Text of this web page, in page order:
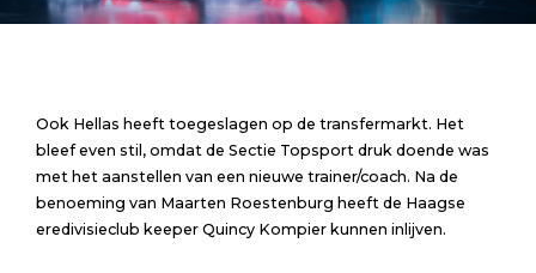
Ook Hellas heeft toegeslagen op de transfermarkt. Het
bleef even stil, omdat de Sectie Topsport druk doende was
met het aanstellen van een nieuwe trainer/coach. Na de
benoeming van Maarten Roestenburg heeft de Haagse
eredivisieclub keeper Quincy Kompier kunnen inlijven.